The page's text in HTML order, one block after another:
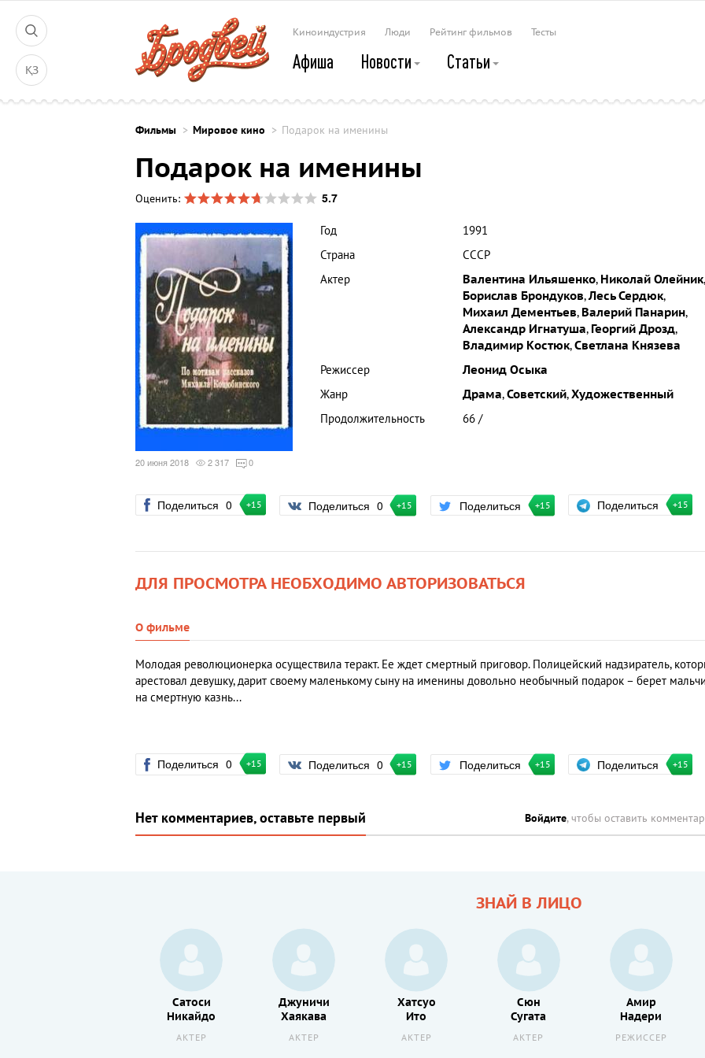
ҚЗ
Киноиндустрия Люди Рейтинг фильмов Тесты
Афиша Новости Статьи
Фильмы Мировое кино Подарок на именины
Подарок на именины
Оценить: 5.7
20 июня 2018 2 317 0
Год
1991
Страна
СССР
Актер
Валентина Ильяшенко, Николай Олейник,
Борислав Брондуков,Лесь Сердюк,
Михаил Дементьев, Валерий Панарин,
Александр Игнатуша, Георгий Дрозд,
Владимир Костюк,Светлана Князева
Режиссер
Леонид Осыка
Жанр
Драма,Советский,Художественный
Продолжительность
66 /
Поделиться 0 +15 Поделиться 0 +15 Поделиться +15 Поделиться +15
ДЛЯ ПРОСМОТРА НЕОБХОДИМО АВТОРИЗОВАТЬСЯ
О фильме
Молодая революционерка осуществила теракт. Ее ждет смертный приговор. Полицейский надзиратель,
арестовал девушку, дарит своему маленькому сыну на именины довольно необычный подарок – берет
на смертную казнь...
Поделиться 0 +15 Поделиться 0 +15 Поделиться +15 Поделиться +15
Нет комментариев, оставьте первый Войдите, чтобы оставить
ЗНАЙ В ЛИЦО
Сатоси
Никайдо
АКТЕР
Джуничи
Хаякава
АКТЕР
Хатсуо
Ито
АКТЕР
Сюн
Сугата
АКТЕР
Амир
Надери
РЕЖИССЕР